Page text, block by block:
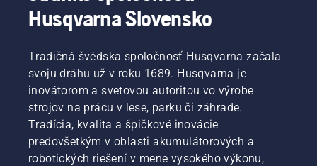
Husqvarna Slovensko
Tradičná švédska spoločnosť Husqvarna začala
svoju dráhu už v roku 1689. Husqvarna je
inovátorom a svetovou autoritou vo výrobe
strojov na prácu v lese, parku či záhrade.
Tradícia, kvalita a špičkové inovácie
predovšetkým v oblasti akumulátorových a
robotických riešení v mene vysokého výkonu,